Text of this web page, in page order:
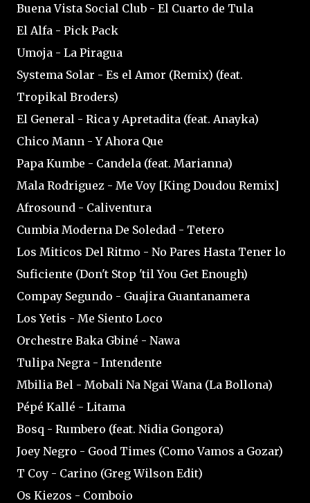
Buena Vista Social Club - El Cuarto de Tula
El Alfa - Pick Pack
Umoja - La Piragua
Systema Solar - Es el Amor (Remix) (feat.
Tropikal Broders)
El General - Rica y Apretadita (feat. Anayka)
Chico Mann - Y Ahora Que
Papa Kumbe - Candela (feat. Marianna)
Mala Rodriguez - Me Voy [King Doudou Remix]
Afrosound - Caliventura
Cumbia Moderna De Soledad - Tetero
Los Miticos Del Ritmo - No Pares Hasta Tener lo
Suficiente (Don't Stop 'til You Get Enough)
Compay Segundo - Guajira Guantanamera
Los Yetis - Me Siento Loco
Orchestre Baka Gbiné - Nawa
Tulipa Negra - Intendente
Mbilia Bel - Mobali Na Ngai Wana (La Bollona)
Pépé Kallé - Litama
Bosq - Rumbero (feat. Nidia Gongora)
Joey Negro - Good Times (Como Vamos a Gozar)
T Coy - Carino (Greg Wilson Edit)
Os Kiezos - Comboio